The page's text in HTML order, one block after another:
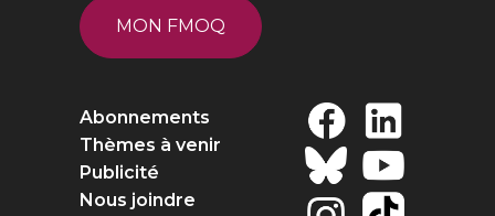
MON FMOQ
Abonnements
Thèmes à venir
Publicité
Nous joindre